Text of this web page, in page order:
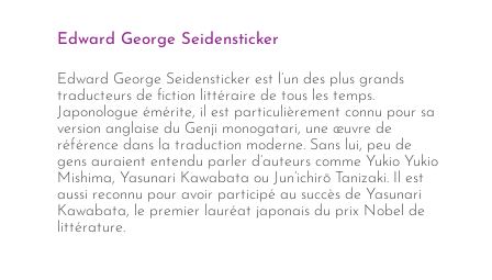
Edward George Seidensticker
Edward George Seidensticker est l’un des plus grands
traducteurs de fiction littéraire de tous les temps.
Japonologue émérite, il est particulièrement connu pour sa
version anglaise du Genji monogatari, une œuvre de
référence dans la traduction moderne. Sans lui, peu de
gens auraient entendu parler d’auteurs comme Yukio Yukio
Mishima, Yasunari Kawabata ou Jun’ichirō Tanizaki. Il est
aussi reconnu pour avoir participé au succès de Yasunari
Kawabata, le premier lauréat japonais du prix Nobel de
littérature.